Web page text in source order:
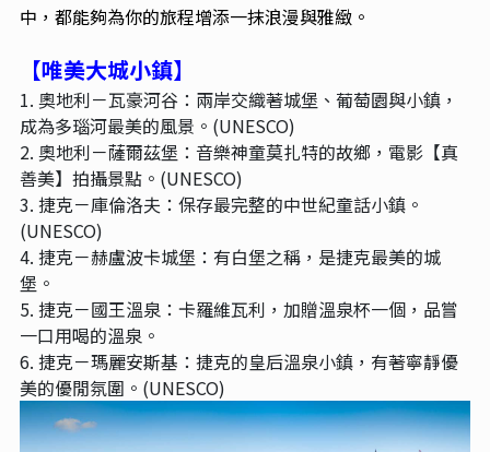
中，都能夠為你的旅程增添一抹浪漫與雅緻。
【唯美大城小鎮】
1. 奧地利－瓦豪河谷：兩岸交織著城堡、葡萄園與小鎮，
成為多瑙河最美的風景。(UNESCO)
2. 奧地利－薩爾茲堡：音樂神童莫扎特的故鄉，電影【真
善美】拍攝景點。(UNESCO)
3. 捷克－庫倫洛夫：保存最完整的中世紀童話小鎮。
(UNESCO)
4. 捷克－赫盧波卡城堡：有白堡之稱，是捷克最美的城
堡。
5. 捷克－國王溫泉：卡羅維瓦利，加贈溫泉杯一個，品嘗
一口用喝的溫泉。
6. 捷克－瑪麗安斯基：捷克的皇后溫泉小鎮，有著寧靜優
美的優閒氛圍。(UNESCO)